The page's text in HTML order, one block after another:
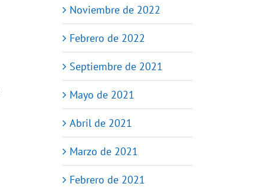
Noviembre de 2022
Febrero de 2022
Septiembre de 2021
Mayo de 2021
Abril de 2021
Marzo de 2021
Febrero de 2021